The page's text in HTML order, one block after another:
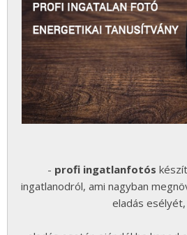
- profi ingatlanfotós
ingatlanodról, ami nagyban
eladás